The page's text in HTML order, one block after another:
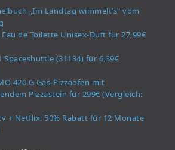
„Im Landtag wimmelt’s“ vom
de Toilette Unisex-Duft für 27,99€
Spaceshuttle (31134) für 6,39€
420 G Gas-Pizzaofen mit
Pizzastein für 299€ (Vergleich:
+ Netflix: 50% Rabatt für 12 Monate